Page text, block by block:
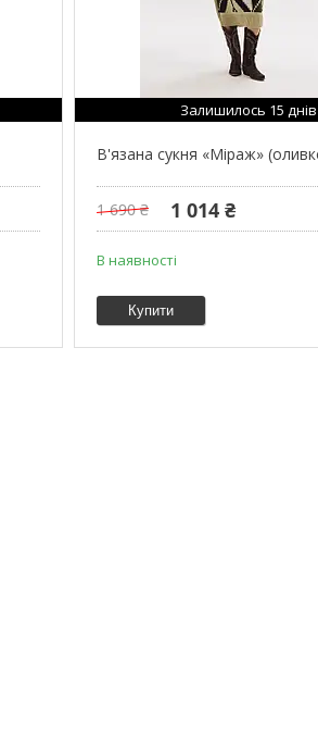
Залишилось 15 днів
В'язана сукня «Міраж»
1 690 ₴ 1 014 ₴
В наявності
Купити